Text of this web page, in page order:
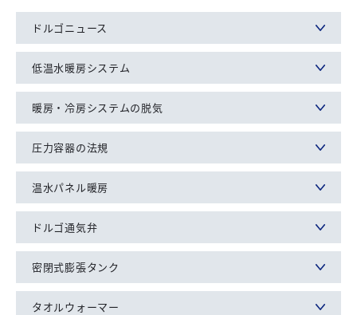
ドルゴニュース
低温水暖房システム
暖房・冷房システムの脱気
圧力容器の法規
温水パネル暖房
ドルゴ通気弁
密閉式膨張タンク
タオルウォーマー